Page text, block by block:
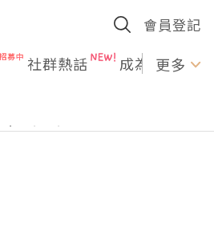
會員登記
社群熱話 成為U更多